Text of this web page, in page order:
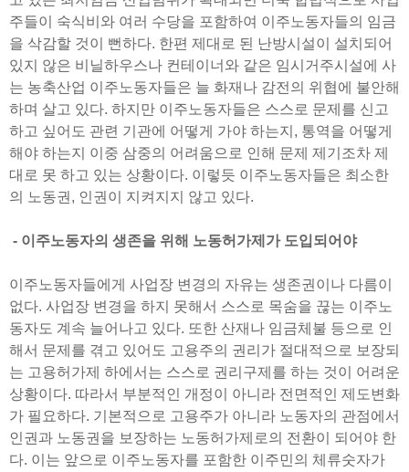
주들이 숙식비와 여러 수당을 포함하여 이주노동자들의 임금
을 삭감할 것이 뻔하다. 한편 제대로 된 난방시설이 설치되어
있지 않은 비닐하우스나 컨테이너와 같은 임시거주시설에 사
는 농축산업 이주노동자들은 늘 화재나 감전의 위협에 불안해
하며 살고 있다. 하지만 이주노동자들은 스스로 문제를 신고
하고 싶어도 관련 기관에 어떻게 가야 하는지, 통역을 어떻게
해야 하는지 이중 삼중의 어려움으로 인해 문제 제기조차 제
대로 못 하고 있는 상황이다. 이렇듯 이주노동자들은 최소한
의 노동권, 인권이 지켜지지 않고 있다.
- 이주노동자의 생존을 위해 노동허가제가 도입되어야
이주노동자들에게 사업장 변경의 자유는 생존권이나 다름이
없다. 사업장 변경을 하지 못해서 스스로 목숨을 끊는 이주노
동자도 계속 늘어나고 있다. 또한 산재나 임금체불 등으로 인
해서 문제를 겪고 있어도 고용주의 권리가 절대적으로 보장되
는 고용허가제 하에서는 스스로 권리구제를 하는 것이 어려운
상황이다. 따라서 부분적인 개정이 아니라 전면적인 제도변화
가 필요하다. 기본적으로 고용주가 아니라 노동자의 관점에서
인권과 노동권을 보장하는 노동허가제로의 전환이 되어야 한
다. 이는 앞으로 이주노동자를 포함한 이주민의 체류숫자가